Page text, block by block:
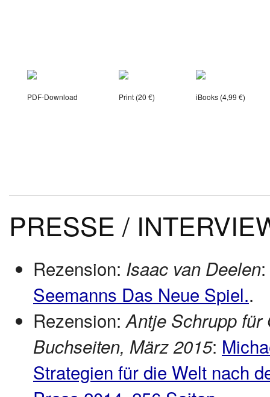
PDF-Download Print (20 €) iBooks (4,99 €)
PRESSE /
Rezension: Isaac van Deelen:
Seemanns Das Neue Spiel..
Rezension:Antje Schrupp für
Buchseiten, März 2015:
Strategien für die Welt nach